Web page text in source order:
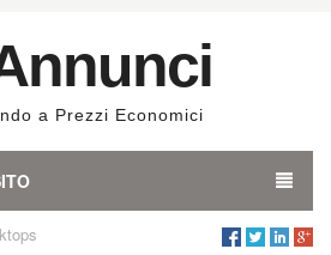
a Prezzi Economici